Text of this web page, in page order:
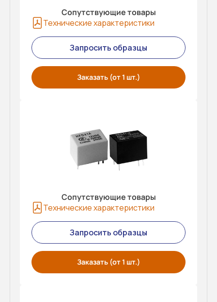
Сопутствующие товары
Технические характеристики
Запросить образцы
Заказать (от 1 шт.)
Сопутствующие товары
Технические характеристики
Запросить образцы
Заказать (от 1 шт.)